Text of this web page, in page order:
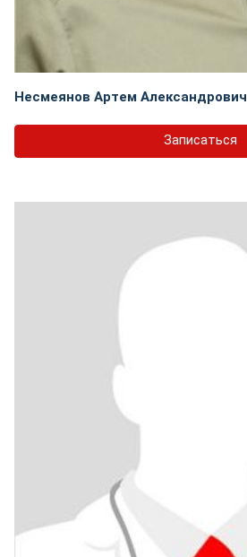
Несмеянов Артем Александрович
Записаться